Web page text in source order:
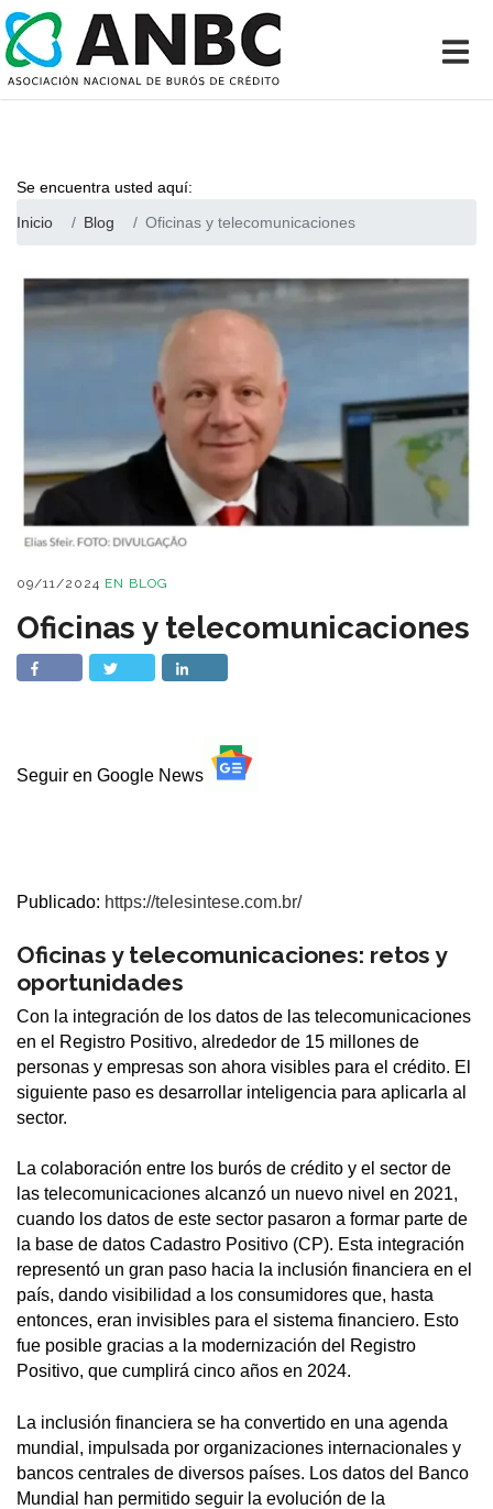
Se encuentra usted aquí:
Inicio
Blog Oficinas y telecomunicaciones
09/11/2024 EN BLOG
Oficinas y telecomunicaciones
Seguir en Google News
Publicado: https://telesintese.com.br/
Oficinas y telecomunicaciones: retos y
oportunidades
Con la integración de los datos de las telecomunicaciones
en el Registro Positivo, alrededor de 15 millones de
personas y empresas son ahora visibles para el crédito. El
siguiente paso es desarrollar inteligencia para aplicarla al
sector.
La colaboración entre los burós de crédito y el sector de
las telecomunicaciones alcanzó un nuevo nivel en 2021,
cuando los datos de este sector pasaron a formar parte de
la base de datos Cadastro Positivo (CP). Esta integración
representó un gran paso hacia la inclusión financiera en el
país, dando visibilidad a los consumidores que, hasta
entonces, eran invisibles para el sistema financiero. Esto
fue posible gracias a la modernización del Registro
Positivo, que cumplirá cinco años en 2024.
La inclusión financiera se ha convertido en una agenda
mundial, impulsada por organizaciones internacionales y
bancos centrales de diversos países. Los datos del Banco
Mundial han permitido seguir la evolución de la